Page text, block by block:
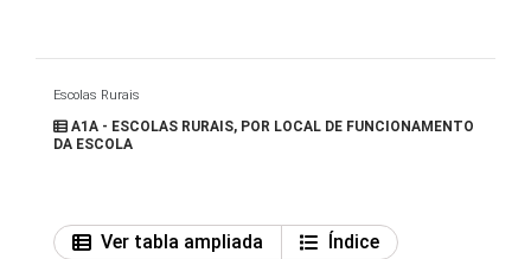
Escolas Rurais
A1A - ESCOLAS RURAIS, POR LOCAL DE FUNCIONAMENTO
DA ESCOLA
Ver tabla ampliada
Índice